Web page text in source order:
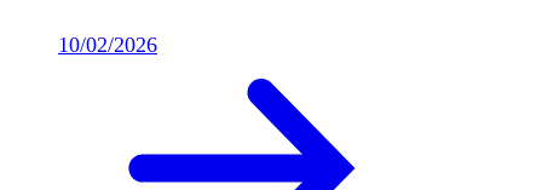
10/02/2026